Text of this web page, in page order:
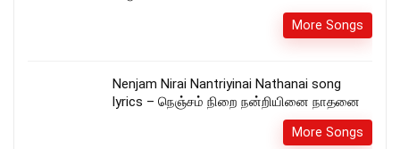
More Songs
Nenjam Nirai Nantriyinai Nathanai song
lyrics – நெஞ்சம் நிறை நன்றியினை நாதனை
More Songs